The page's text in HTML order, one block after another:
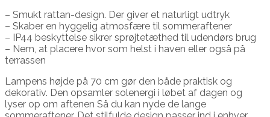
– Smukt rattan-design. Der giver et naturligt udtryk
– Skaber en hyggelig atmosfære til sommeraftener
– IP44 beskyttelse sikrer sprøjtetæthed til udendørs brug
– Nem, at placere hvor som helst i haven eller også på
terrassen
Lampens højde på 70 cm gør den både praktisk og
dekorativ. Den opsamler solenergi i løbet af dagen og
lyser op om aftenen Så du kan nyde de lange